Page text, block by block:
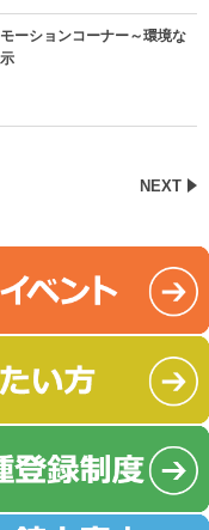
ーションコーナー～環境な
NEXT